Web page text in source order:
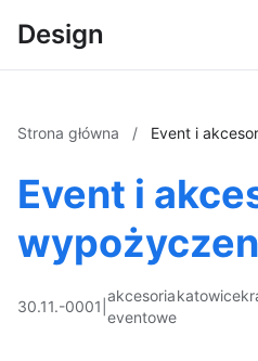
Design
Strona główna / Event i
Event i
30.11.-0001
akcesoria
eventowe
katowice